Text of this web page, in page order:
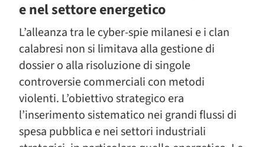
e nel settore energetico
L’alleanza tra le cyber-spie milanesi e i clan
calabresi non si limitava alla gestione di
dossier o alla risoluzione di singole
controversie commerciali con metodi
violenti. L’obiettivo strategico era
l’inserimento sistematico nei grandi flussi di
spesa pubblica e nei settori industriali